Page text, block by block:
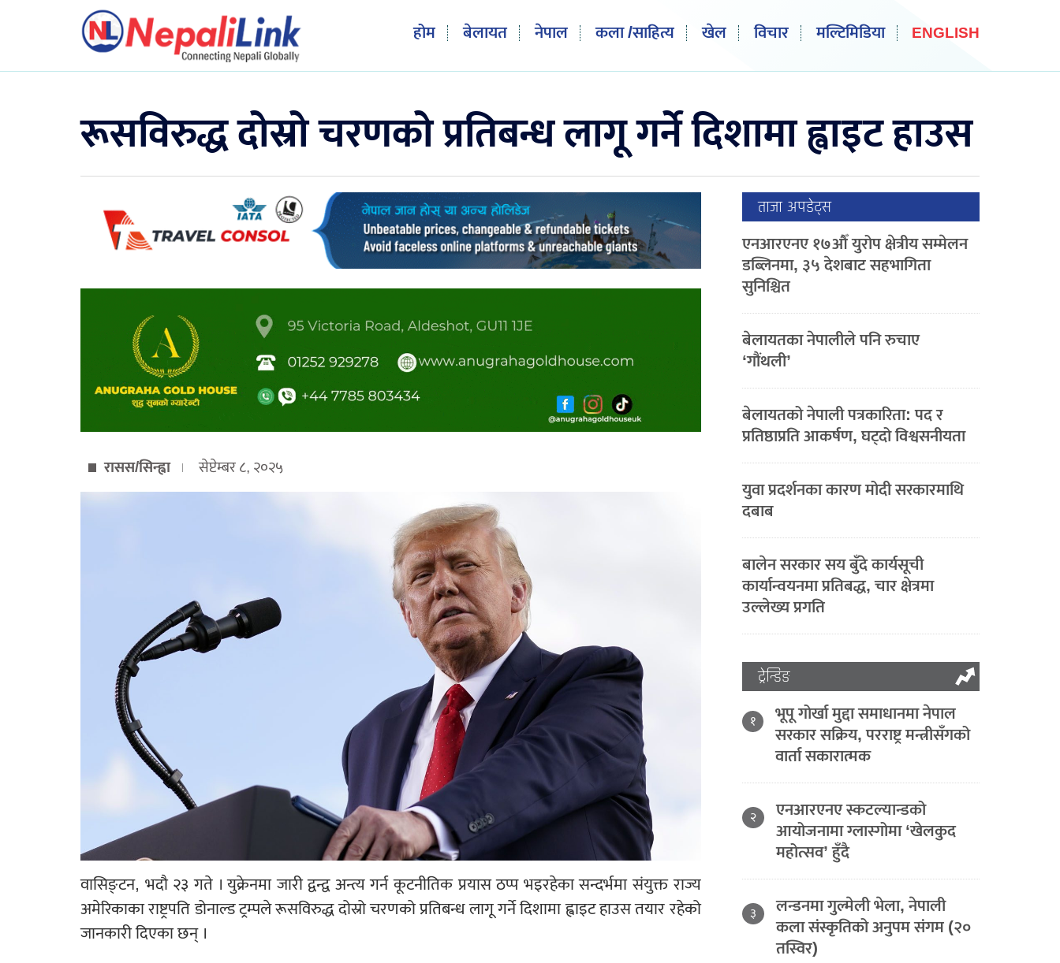
होम बेलायत नेपाल कला /साहित्य खेल विचार मल्टिमिडिया ENGLISH
रूसविरुद्ध दोस्रो चरणको प्रतिबन्ध लागू गर्ने दिशामा ह्वाइट हाउस
रासस/सिन्ह्वा सेप्टेम्बर ८, २०२५
वासिङ्टन, भदौ २३ गते । युक्रेनमा जारी द्वन्द्व अन्त्य गर्न कूटनीतिक प्रयास ठप्प भइरहेका सन्दर्भमा संयुक्त राज्य
अमेरिकाका राष्ट्रपति डोनाल्ड ट्रम्पले रूसविरुद्ध दोस्रो चरणको प्रतिबन्ध लागू गर्ने दिशामा ह्वाइट हाउस तयार रहेको
जानकारी दिएका छन् ।
ताजा अपडेट्स
एनआरएनए १७औँ युरोप क्षेत्रीय सम्मेलन
डब्लिनमा, ३५ देशबाट सहभागिता
सुनिश्चित
बेलायतका नेपालीले पनि रुचाए
‘गौंथली’
बेलायतको नेपाली पत्रकारिता: पद र
प्रतिष्ठाप्रति आकर्षण, घट्दो विश्वसनीयता
युवा प्रदर्शनका कारण मोदी सरकारमाथि
दबाब
बालेन सरकार सय बुँदे कार्यसूची
कार्यान्वयनमा प्रतिबद्ध, चार क्षेत्रमा
उल्लेख्य प्रगति
ट्रेन्डिङ
१ भूपू गोर्खा मुद्दा समाधानमा नेपाल
सरकार सक्रिय, परराष्ट्र मन्त्रीसँगको
वार्ता सकारात्मक
२ एनआरएनए स्कटल्यान्डको
आयोजनामा ग्लास्गोमा ‘खेलकुद
महोत्सव’ हुँदै
३ लन्डनमा गुल्मेली भेला, नेपाली
कला संस्कृतिको अनुपम संगम (२०
तस्विर)